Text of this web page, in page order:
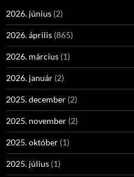
2026. június (2)
2026. április (865)
2026. március (1)
2026. január (2)
2025. december (2)
2025. november (2)
2025. október (1)
2025. július (1)